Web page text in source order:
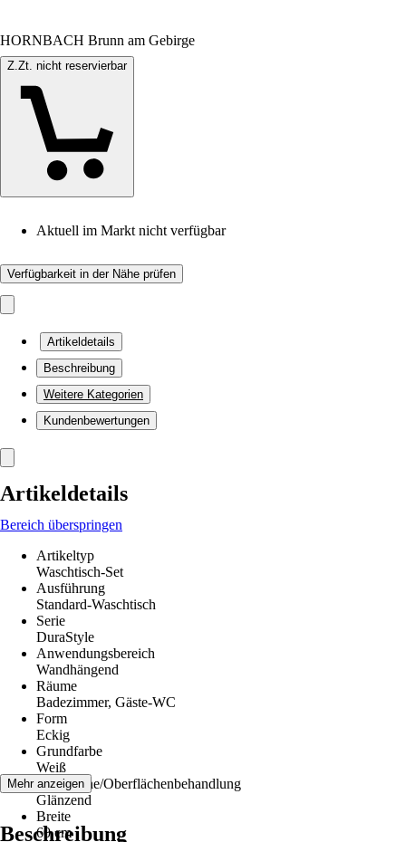
HORNBACH Brunn am Gebirge
Z.Zt. nicht reservierbar
Aktuell im Markt nicht verfügbar
Verfügbarkeit in der Nähe prüfen
Artikeldetails
Beschreibung
Weitere Kategorien
Kundenbewertungen
Artikeldetails
Bereich überspringen
Artikeltyp
Waschtisch-Set
Ausführung
Standard-Waschtisch
Serie
DuraStyle
Anwendungsbereich
Wandhängend
Räume
Badezimmer, Gäste-WC
Form
Eckig
Grundfarbe
Weiß
Oberfläche/Oberflächenbehandlung
Glänzend
Breite
60 cm
Mehr anzeigen
Beschreibung